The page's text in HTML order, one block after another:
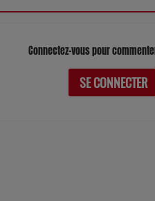
Connectez-vous pour
SE CONNECTER